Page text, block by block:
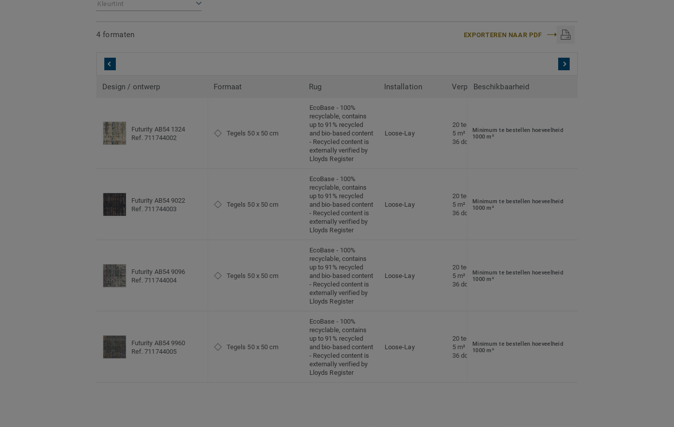
Kleurtint
4 formaten EXPORTEREN NAAR PDF
Design / ontwerp Formaat Rug Installation VerpakkingBeschikbaarheid
Futurity AB54 1324
Ref. 711744002
Tegels 50 x 50 cm
EcoBase - 100%
recyclable, contains
up to 91% recycled
and bio-based content
- Recycled content is
externally verified by
Lloyds Register
Loose-Lay
20 tegels per doos
5 m² per doos
36 dozen per pallet
Minimum te bestellen hoeveelheid
1000 m²
Futurity AB54 9022
Ref. 711744003
Tegels 50 x 50 cm
EcoBase - 100%
recyclable, contains
up to 91% recycled
and bio-based content
- Recycled content is
externally verified by
Lloyds Register
Loose-Lay
20 tegels per doos
5 m² per doos
36 dozen per pallet
Minimum te bestellen hoeveelheid
1000 m²
Futurity AB54 9096
Ref. 711744004
Tegels 50 x 50 cm
EcoBase - 100%
recyclable, contains
up to 91% recycled
and bio-based content
- Recycled content is
externally verified by
Lloyds Register
Loose-Lay
20 tegels per doos
5 m² per doos
36 dozen per pallet
Minimum te bestellen hoeveelheid
1000 m²
Futurity AB54 9960
Ref. 711744005
Tegels 50 x 50 cm
EcoBase - 100%
recyclable, contains
up to 91% recycled
and bio-based content
- Recycled content is
externally verified by
Lloyds Register
Loose-Lay
20 tegels per doos
5 m² per doos
36 dozen per pallet
Minimum te bestellen hoeveelheid
1000 m²